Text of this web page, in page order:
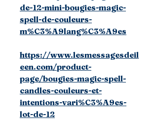
de-12-mini-bougies-magic-
spell-de-couleurs-
m%C3%A9lang%C3%A9es
https://www.lesmessagesdeil
een.com/product-
page/bougies-magic-spell-
candles-couleurs-et-
intentions-vari%C3%A9es-
lot-de-12